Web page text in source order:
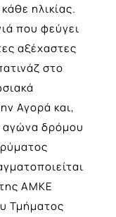
ηλικίας.
που φεύγει
αξέχαστες
στο
Αγορά και,
αγώνα δρόμου
ΑMKE
Τμήματος